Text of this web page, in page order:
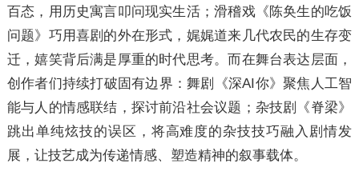
百态，用历史寓言叩问现实生活；滑稽戏《陈奂生的吃饭
问题》巧用喜剧的外在形式，娓娓道来几代农民的生存变
迁，嬉笑背后满是厚重的时代思考。而在舞台表达层面，
创作者们持续打破固有边界：舞剧《深AI你》聚焦人工智
能与人的情感联结，探讨前沿社会议题；杂技剧《脊梁》
跳出单纯炫技的误区，将高难度的杂技技巧融入剧情发
展，让技艺成为传递情感、塑造精神的叙事载体。